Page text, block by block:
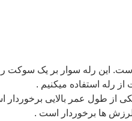
و از نظر مکانیکی و الکتریکی از طول عمر
لرزش ها برخوردار است .